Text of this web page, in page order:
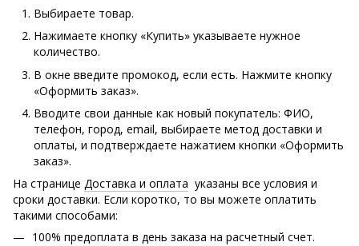
Выбираете товар.
Нажимаете кнопку «Купить» указываете нужное
количество.
В окне введите промокод, если есть. Нажмите кнопку
«Оформить заказ».
Вводите свои данные как новый покупатель: ФИО,
телефон, город, email, выбираете метод доставки и
оплаты, и подтверждаете нажатием кнопки «Оформить
заказ».
На странице Доставка и оплата указаны все условия и
сроки доставки. Если коротко, то вы можете оплатить
такими способами:
100% предоплата в день заказа на расчетный счет.